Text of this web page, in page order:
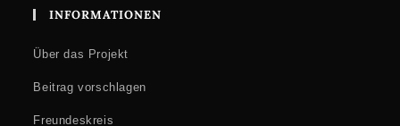
INFORMATIONEN
Über das Projekt
Beitrag vorschlagen
Freundeskreis